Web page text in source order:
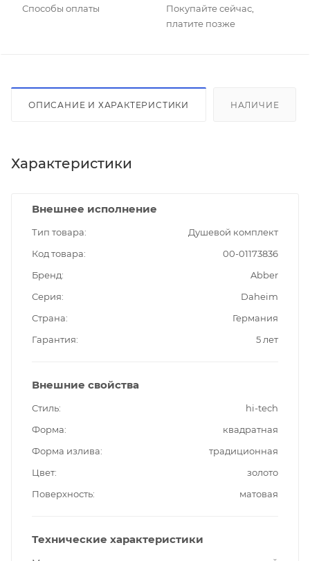
Способы оплаты
Покупайте сейчас,
платите позже
ОПИСАНИЕ И ХАРАКТЕРИСТИКИ НАЛИЧИЕ
Характеристики
Внешнее исполнение
Тип товара
Душевой комплект
Код товара
00-01173836
Бренд
Abber
Серия
Daheim
Страна
Германия
Гарантия
5 лет
Внешние свойства
Стиль
hi-tech
Форма
квадратная
Форма излива
традиционная
Цвет
золото
Поверхность
матовая
Технические характеристики